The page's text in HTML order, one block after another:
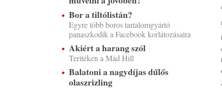
Bor a tiltólistán?
Egyre több boros tartalomgyártó
panaszkodik a Facebook korlátozásaira
Akiért a harang szól
Terítéken a Mád Hill
Balatoni a nagydíjas dűlős
olaszrizling